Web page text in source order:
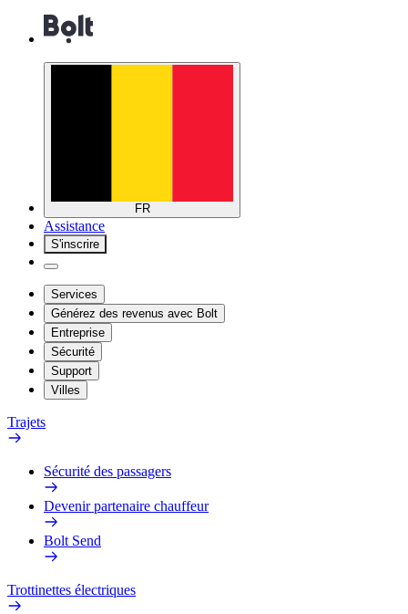
FR
Assistance
S'inscrire
Services
Générez des revenus avec Bolt
Entreprise
Sécurité
Support
Villes
Trajets
Sécurité des passagers
Devenir partenaire chauffeur
Bolt Send
Trottinettes électriques